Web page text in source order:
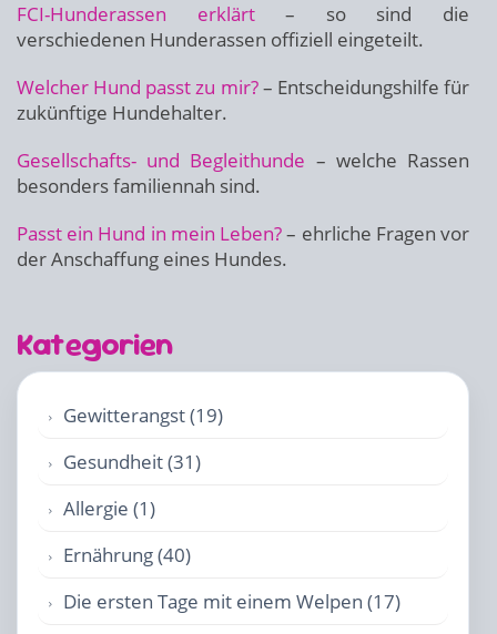
FCI-Hunderassen erklärt– so sind die
verschiedenen Hunderassen offiziell eingeteilt.
Welcher Hund passt zu mir?– Entscheidungshilfe für
zukünftige Hundehalter.
Gesellschafts- und Begleithunde – welche Rassen
besonders familiennah sind.
Passt ein Hund in mein Leben?– ehrliche Fragen vor
der Anschaffung eines Hundes.
Kategorien
Gewitterangst (19)
Gesundheit (31)
Allergie (1)
Ernährung (40)
Die ersten Tage mit einem Welpen (17)